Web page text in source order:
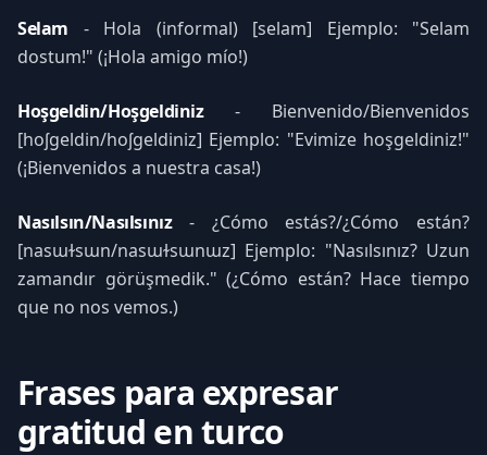
Selam - Hola (informal) [selam] Ejemplo: "Selam
dostum!" (¡Hola amigo mío!)
Hoşgeldin/Hoşgeldiniz- Bienvenido/Bienvenidos
[hoʃgeldin/hoʃgeldiniz] Ejemplo: "Evimize hoşgeldiniz!"
(¡Bienvenidos a nuestra casa!)
Nasılsın/Nasılsınız- ¿Cómo estás?/¿Cómo están?
[nasɯɫsɯn/nasɯɫsɯnɯz] Ejemplo: "Nasılsınız? Uzun
zamandır görüşmedik." (¿Cómo están? Hace tiempo
que no nos vemos.)
Frases para expresar
gratitud en turco